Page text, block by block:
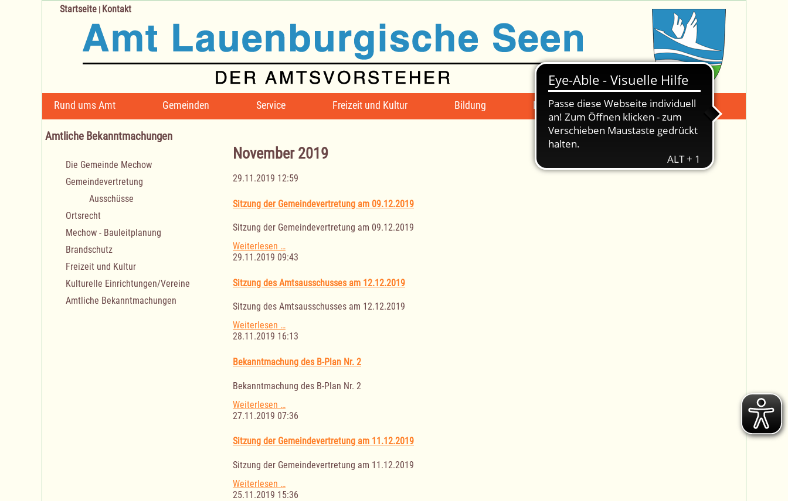
Navigation
überspringen
Rund ums Amt Gemeinden Service Freizeit und Kultur Bildung Mängelmeldung Suche -
Startseite | Kontakt
November 2019
29.11.2019 12:59
Sitzung der Gemeindevertretung am 09.12.2019
Sitzung der Gemeindevertretung am 09.12.2019
Weiterlesen …Sitzung
der
am
09.12.2019
29.11.2019 09:43
Sitzung des Amtsausschusses am 12.12.2019
Sitzung des Amtsausschusses am 12.12.2019
Weiterlesen …Sitzung
des
am
12.12.2019
28.11.2019 16:13
Bekanntmachung des B-Plan Nr. 2
Bekanntmachung des B-Plan Nr. 2
Weiterlesen …
des
Plan
Nr.
27.11.2019 07:36
Sitzung der Gemeindevertretung am 11.12.2019
Sitzung der Gemeindevertretung am 11.12.2019
Weiterlesen …
der
25.11.2019 15:36
Amtliche Bekanntmachungen
Navigation
überspringen
Die Gemeinde Mechow
Gemeindevertretung
Ausschüsse
Ortsrecht
Mechow - Bauleitplanung
Brandschutz
Freizeit und Kultur
Kulturelle Einrichtungen/Vereine
Amtliche Bekanntmachungen